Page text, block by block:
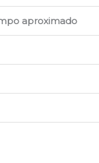
aproximado